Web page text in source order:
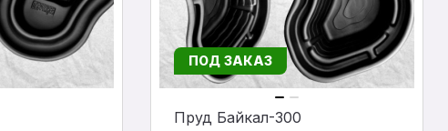
ПОД ЗАКАЗ
Пруд Байкал-300